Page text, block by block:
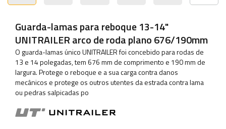
Guarda-lamas para reboque 13-14"
UNITRAILER arco de roda plano 676/190mm
O guarda-lamas único UNITRAILER foi concebido para rodas de
13 e 14 polegadas, tem 676 mm de comprimento e 190 mm de
largura. Protege o reboque e a sua carga contra danos
mecânicos e protege os outros utentes da estrada contra lama
ou pedras salpicadas po